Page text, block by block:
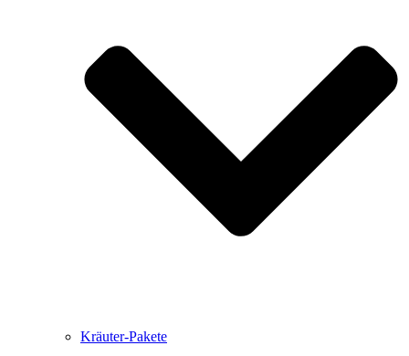
Kräuter-Pakete